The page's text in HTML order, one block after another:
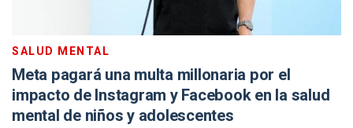
SALUD MENTAL
Meta pagará una multa millonaria por el
impacto de Instagram y Facebook en la salud
mental de niños y adolescentes